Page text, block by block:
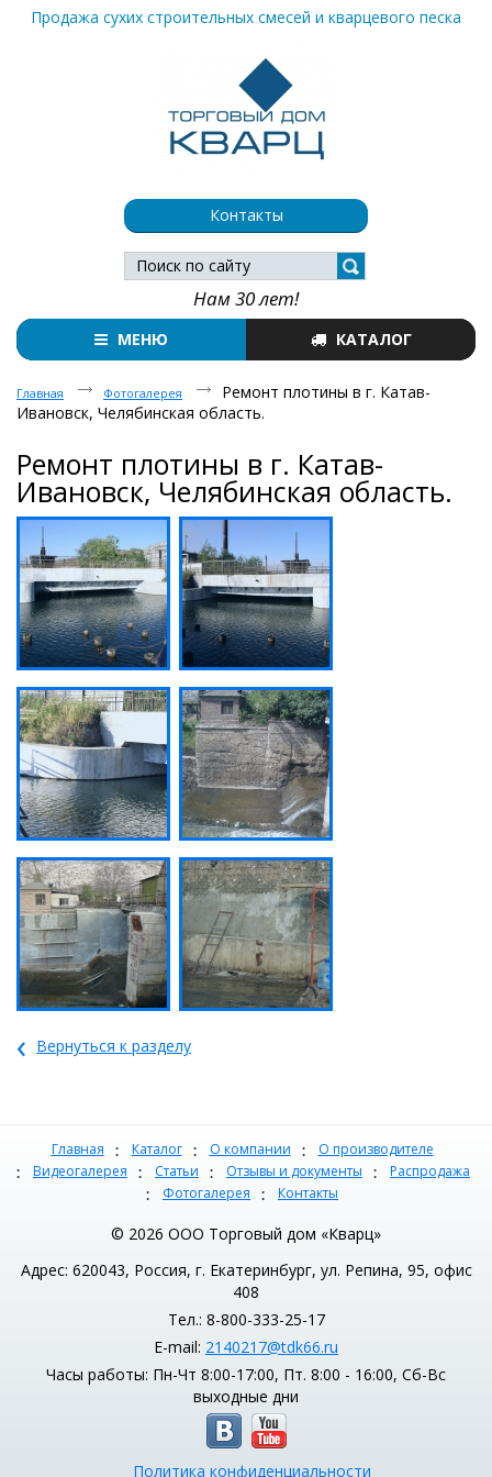
Контакты
Продажа сухих строительных смесей и кварцевого песка
Нам 30 лет!
МЕНЮ КАТАЛОГ
Главная Фотогалерея
Ремонт плотины в г. Катав-
Ивановск, Челябинская область.
Ремонт плотины в г. Катав-
Ивановск, Челябинская область.
‹ Вернуться к разделу
Главная Каталог О компании
О производителе
Видеогалерея
Статьи Отзывы и документы
Распродажа
Фотогалерея
Контакты
© 2026 ООО Торговый дом «Кварц»
Адрес: 620043, Россия, г. Екатеринбург, ул. Репина, 95, офис
408
Тел.: 8-800-333-25-17
E-mail: 2140217@tdk66.ru
Часы работы: Пн-Чт 8:00-17:00, Пт. 8:00 - 16:00, Сб-Вс
выходные дни
Политика конфиденциальности